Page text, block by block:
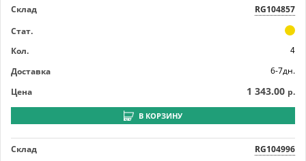
Склад
RG104857
Стат.
Кол.
4
Доставка
6-7дн.
Цена
1 343.00 р.
В КОРЗИНУ
Склад
RG104996